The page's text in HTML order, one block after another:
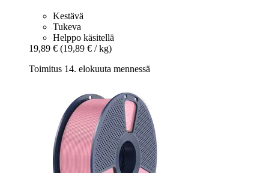
Kestävä
Tukeva
Helppo käsitellä
19,89 € (19,89 € / kg)
Toimitus 14. elokuuta mennessä